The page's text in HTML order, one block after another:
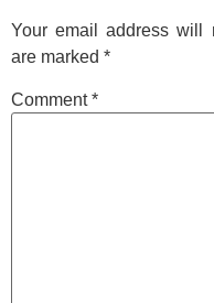
Your email address will
are marked *
Comment*